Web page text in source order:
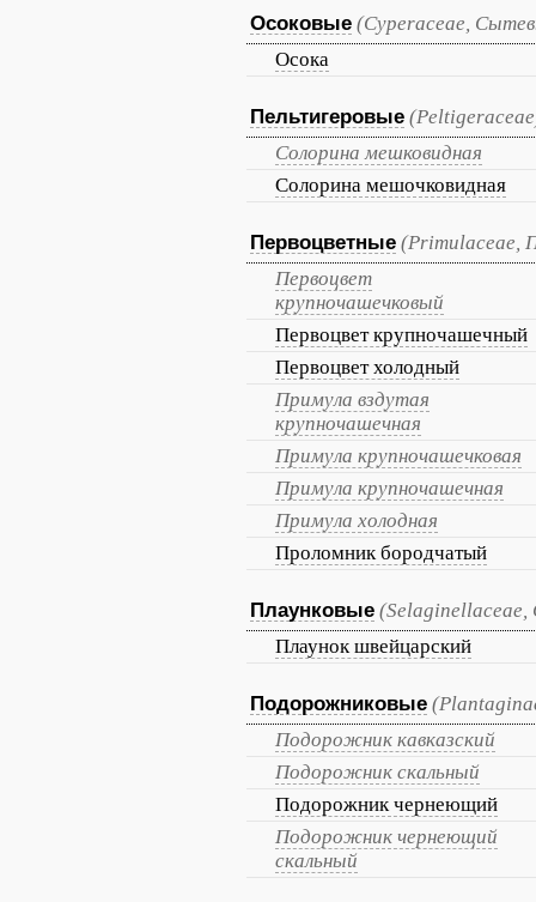
Осоковые (Cyperaceae,
Осока
Пельтигеровые
Солорина мешковидная
Солорина мешочковидная
Первоцветные (Primulaceae,
Первоцвет
крупночашечковый
Первоцвет крупночашечный
Первоцвет холодный
Примула вздутая
крупночашечная
Примула крупночашечковая
Примула крупночашечная
Примула холодная
Проломник бородчатый
Плаунковые (Selaginellaceae,
Плаунок швейцарский
Подорожниковые
Подорожник кавказский
Подорожник скальный
Подорожник чернеющий
Подорожник чернеющий
скальный